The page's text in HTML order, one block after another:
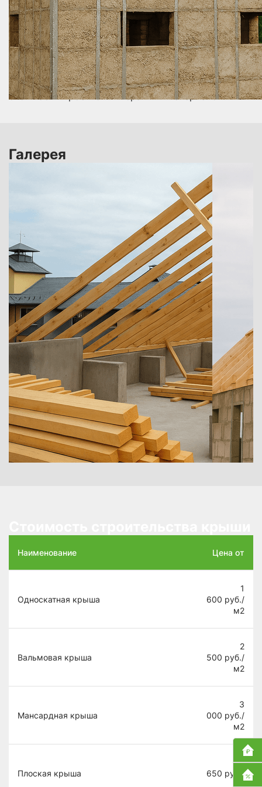
гибкая или композитная черепица.
Финишные работы. Установка водосточной
системы, вентиляции, снегозадержателей,
герметизация примыканий.
Мы гарантируем качественное проведение всех
этапов строительства крыши по адекватным ценам
за м². Стоимость работ по строительству крыши
определяется индивидуально и зависит от
сложности проекта и выбранных материалов.
Галерея
Наименование Цена от
Односкатная крыша
1
600 руб./
м2
Вальмовая крыша
2
500 руб./
м2
Мансардная крыша
3
000 руб./
м2
Плоская крыша
1
650 руб./
м2